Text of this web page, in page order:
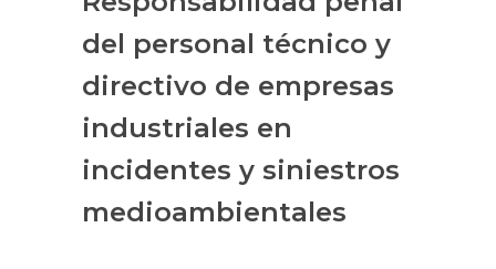
del personal técnico y
directivo de empresas
industriales en
incidentes y siniestros
medioambientales